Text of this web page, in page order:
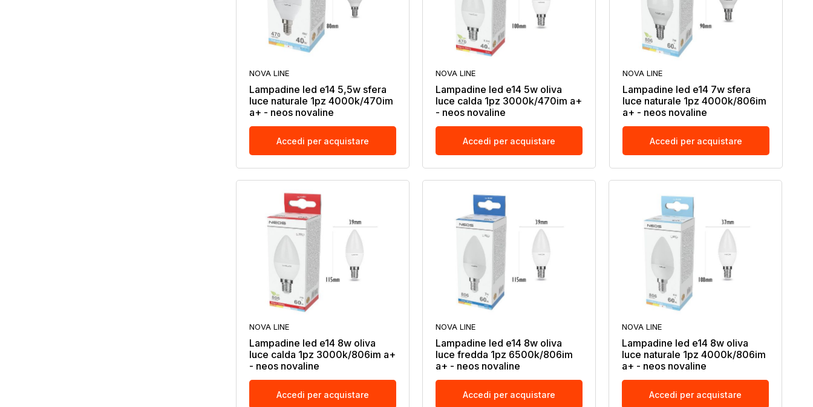
NOVA LINE
Lampadine led e14 5,5w sfera
luce naturale 1pz 4000k/470im
a+ - neos novaline
Accedi per acquistare
NOVA LINE
Lampadine led e14 5w oliva
luce calda 1pz 3000k/470im a+
- neos novaline
Accedi per acquistare
NOVA LINE
Lampadine led e14 7w sfera
luce naturale 1pz 4000k/806im
a+ - neos novaline
Accedi per acquistare
NOVA LINE
Lampadine led e14 8w oliva
luce calda 1pz 3000k/806im a+
- neos novaline
Accedi per acquistare
NOVA LINE
Lampadine led e14 8w oliva
luce fredda 1pz 6500k/806im
a+ - neos novaline
Accedi per acquistare
NOVA LINE
Lampadine led e14 8w oliva
luce naturale 1pz 4000k/806im
a+ - neos novaline
Accedi per acquistare